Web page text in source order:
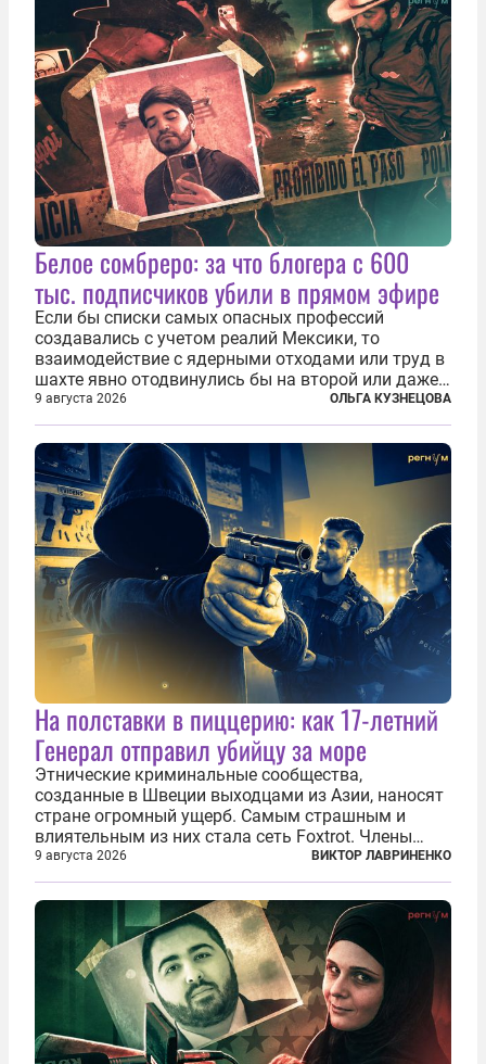
Белое сомбреро: за что блогера с 600
тыс. подписчиков убили в прямом эфире
Если бы списки самых опасных профессий
создавались с учетом реалий Мексики, то
взаимодействие с ядерными отходами или труд в
шахте явно отодвинулись бы на второй или даже
третий план. А вот блогерам, журналистам и
музыкантам пришлось бы выйти вперед. В
Кульякане, столице штата Синалоа, прямо во...
9 августа 2026 ОЛЬГА КУЗНЕЦОВА
На полставки в пиццерию: как 17-летний
Генерал отправил убийцу за море
Этнические криминальные сообщества,
созданные в Швеции выходцами из Азии, наносят
стране огромный ущерб. Самым страшным и
влиятельным из них стала сеть Foxtrot. Члены
этой сети не только убивают и грабят шведов,
подсаживают их на наркотики, но и совершают
нечто еще даже более страшное — массово...
9 августа 2026 ВИКТОР ЛАВРИНЕНКО